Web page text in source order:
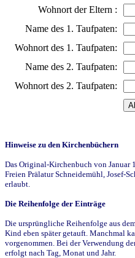
Wohnort der Eltern :
Name des 1. Taufpaten:
Wohnort des 1. Taufpaten:
Name des 2. Taufpaten:
Wohnort des 2. Taufpaten:
Hinweise zu den Kirchenbüchern
Das Original-Kirchenbuch von Januar
Freien Prälatur Schneidemühl, Josef-
erlaubt.
Die Reihenfolge der Einträge
Die ursprüngliche Reihenfolge aus
Kind eben später getauft. Manchmal
vorgenommen. Bei der Verwendung
erfolgt nach Tag, Monat und Jahr.